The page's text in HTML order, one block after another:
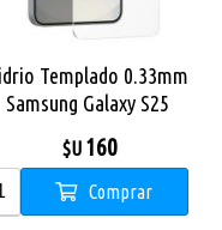
Templado 0.33mm
Samsung Galaxy S25
$U 160
Comprar